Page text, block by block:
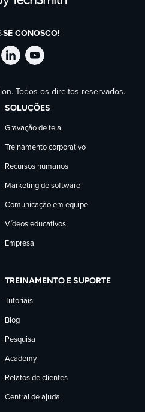
SE CONOSCO!
Siga
a
TechSmith
no
LinkedIn
Siga
a
TechSmith
no
YouTube
Todos os direitos reservados.
SOLUÇÕES
Gravação de tela
Treinamento corporativo
Recursos humanos
Marketing de software
Comunicação em equipe
Vídeos educativos
Empresa
TREINAMENTO E SUPORTE
Tutoriais
Blog
Pesquisa
Academy
Relatos de clientes
Central de ajuda